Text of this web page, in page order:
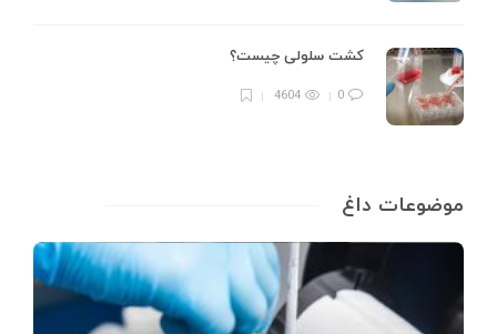
کشت سلولی چیست؟
0
4604
موضوعات داغ